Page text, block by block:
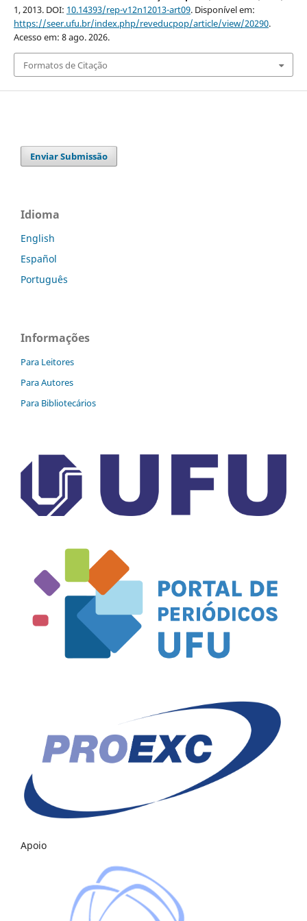
1, 2013. DOI: 10.14393/rep-v12n12013-art09. Disponível em:
https://seer.ufu.br/index.php/reveducpop/article/view/20290.
Acesso em: 8 ago. 2026.
Formatos de Citação
Enviar Submissão
Idioma
English
Español
Português
Informações
Para Leitores
Para Autores
Para Bibliotecários
Apoio